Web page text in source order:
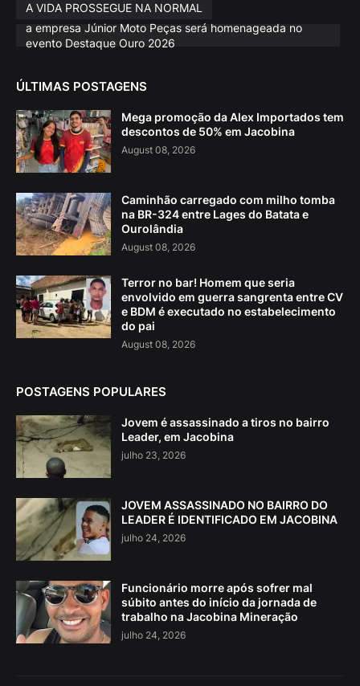
A VIDA PROSSEGUE NA NORMAL
a empresa Júnior Moto Peças será homenageada no
evento Destaque Ouro 2026
ÚLTIMAS POSTAGENS
Mega promoção da Alex Importados tem
descontos de 50% em Jacobina
August 08, 2026
Caminhão carregado com milho tomba
na BR-324 entre Lages do Batata e
Ourolândia
August 08, 2026
Terror no bar! Homem que seria
envolvido em guerra sangrenta entre CV
e BDM é executado no estabelecimento
do pai
August 08, 2026
POSTAGENS POPULARES
Jovem é assassinado a tiros no bairro
Leader, em Jacobina
julho 23, 2026
JOVEM ASSASSINADO NO BAIRRO DO
LEADER É IDENTIFICADO EM JACOBINA
julho 24, 2026
Funcionário morre após sofrer mal
súbito antes do início da jornada de
trabalho na Jacobina Mineração
julho 24, 2026